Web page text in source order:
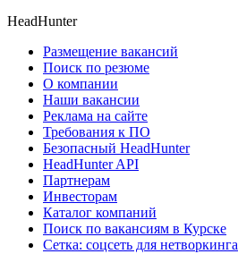
HeadHunter
Размещение вакансий
Поиск по резюме
О компании
Наши вакансии
Реклама на сайте
Требования к ПО
Безопасный HeadHunter
HeadHunter API
Партнерам
Инвесторам
Каталог компаний
Поиск по вакансиям в Курске
Сетка: соцсеть для нетворкинга